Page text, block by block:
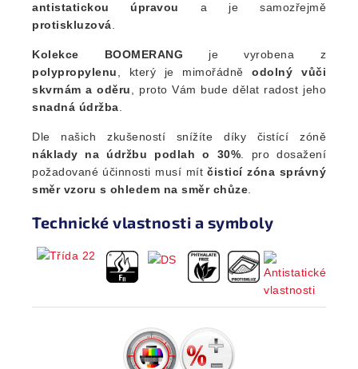
antistatickou úpravou
a je samozřejmě
protiskluzová.
Kolekce BOOMERANG je vyrobena z
polypropylenu, který je mimořádněodolný vůči
skvrnám a oděru, proto Vám bude dělat radost jeho
snadná údržba.
Dle našich zkušeností snížíte díky čistící zóně
náklady na údržbu podlah o 30%. pro dosažení
požadované účinnosti musí mítčisticí zóna správný
směr vzoru s ohledem na směr chůze.
Technické vlastnosti a symboly